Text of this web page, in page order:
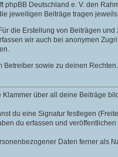
Deutschland e. V. den
jeweiligen Beiträge tragen
die Erstellung von Beiträgen
wir auch bei anonymen
Betreiber sowie zu deinen Rechten.
über all deine Beiträge
du eine Signatur festlegen
du erfassen und
Daten ferner als